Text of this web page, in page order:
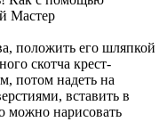
Мастер
положить его шляпкой
скотча крест-
потом надеть на
вставить в
можно нарисовать